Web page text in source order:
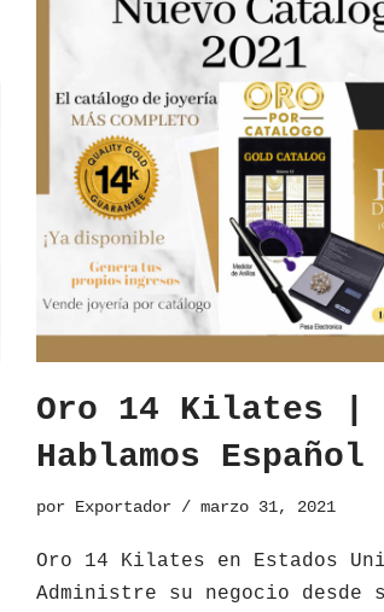
Oro 14 Kilates |
Hablamos Español
por Exportador marzo 31, 2021
Oro 14 Kilates en Estados
Administre su negocio desde